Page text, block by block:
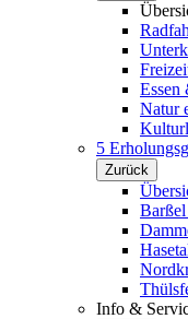
Essen
Natur
5
Zurück
Info &